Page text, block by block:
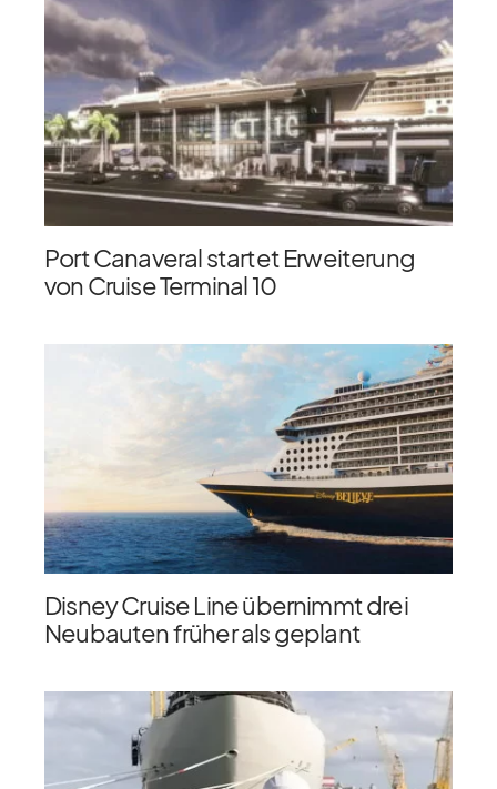
Port Canaveral startet Erweiterung
von Cruise Terminal 10
Disney Cruise Line übernimmt drei
Neubauten früher als geplant